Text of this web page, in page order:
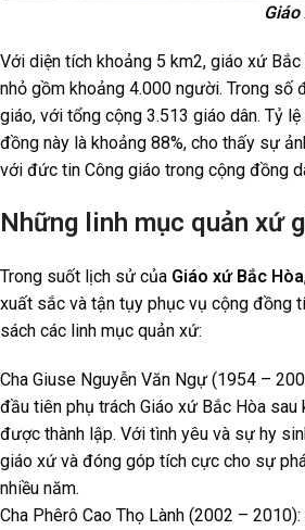
Với diện tích khoảng 5 km2, giáo xứ
nhỏ gồm khoảng 4.000 người. Trong số
giáo, với tổng cộng 3.513 giáo dân. Tỷ
đồng này là khoảng 88%, cho thấy sự
với đức tin Công giáo trong cộng đồng
Những linh mục quản xứ
Trong suốt lịch sử của Giáo xứ Bắc Hòa
xuất sắc và tận tụy phục vụ cộng đồng
sách các linh mục quản xứ:
Cha Giuse Nguyễn Văn Ngự (1954 –
đầu tiên phụ trách Giáo xứ Bắc Hòa
được thành lập. Với tình yêu và sự hy
giáo xứ và đóng góp tích cực cho sự
nhiều năm.
Cha Phêrô Cao Thọ Lành (2002 – 2010):